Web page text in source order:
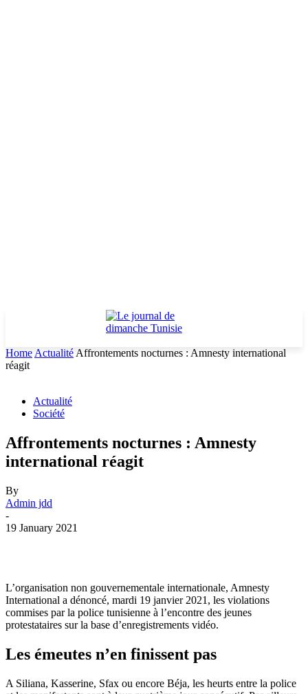
Home Actualité Affrontements nocturnes : Amnesty international
réagit
Actualité
Société
Affrontements nocturnes : Amnesty
international réagit
By
Admin jdd
-
19 January 2021
L’organisation non gouvernementale internationale, Amnesty
International a dénoncé, mardi 19 janvier 2021, les violations
commises par la police tunisienne à l’encontre des jeunes
protestataires sur la base d’enregistrements vidéo.
Les émeutes n’en finissent pas
A Siliana, Kasserine, Sfax ou encore Béja, les heurts entre la police